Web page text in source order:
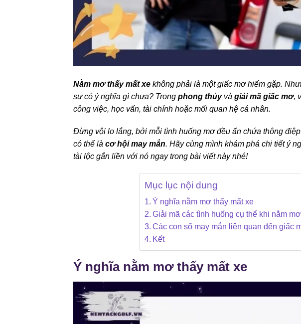
Nằm mơ thấy mất xe không phải là một giấc mơ hiếm gặp.
sự có ý nghĩa gì chưa? Trong phong thủyvà giải mã giấc mơ,
công việc, học vấn, tài chính hoặc mối quan hệ cá nhân.
Đừng vội lo lắng, bởi mỗi tình huống mơ đều ẩn chứa thông
có thể là cơ hội may mắn. Hãy cùng mình khám phá chi tiết ý
tài lộc gắn liền với nó ngay trong bài viết này nhé!
Mục lục nội dung
Ý nghĩa nằm mơ thấy mất xe
Giải mã các tình huống cụ thể khi nằm
Các con số may mắn liên quan đến giấc
Kết
Ý nghĩa nằm mơ thấy mất xe